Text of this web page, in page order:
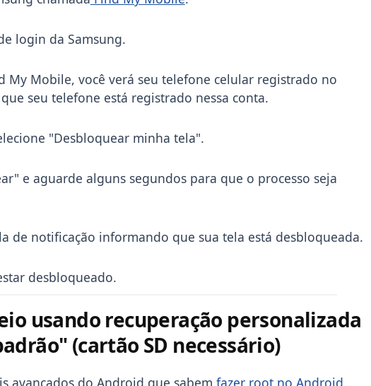
login da Samsung.
My Mobile, você verá seu telefone celular registrado no
seu telefone está registrado nessa conta.
"Desbloquear minha tela".
e aguarde alguns segundos para que o processo seja
de notificação informando que sua tela está desbloqueada.
desbloqueado.
usando recuperação personalizada
(cartão SD necessário)
avançados do Android que sabem fazer root no Android